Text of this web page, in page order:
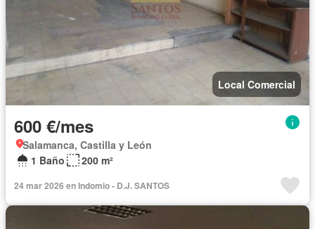
Local Comercial
600 €/mes
Salamanca, Castilla y León
1 Baño
200 m²
24 mar 2026 en Indomio - D.J. SANTOS